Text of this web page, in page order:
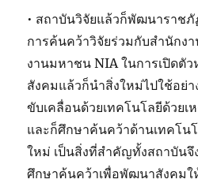
• สถาบันวิจัยแล้วก็พัฒนาราช
การค้นคว้าวิจัยร่วมกับสำนักง
งานมหาชน NIA ในการเปิดตั
สังคมแล้วก็นำสิ่งใหม่ไปใช้อย่
ขับเคลื่อนด้วยเทคโนโลยีด้วย
และก็ศึกษาค้นคว้าด้านเทคโน
ใหม่ เป็นสิ่งที่สำคัญทั้งสถาบัน
ศึกษาค้นคว้าเพื่อพัฒนาสังคมใ